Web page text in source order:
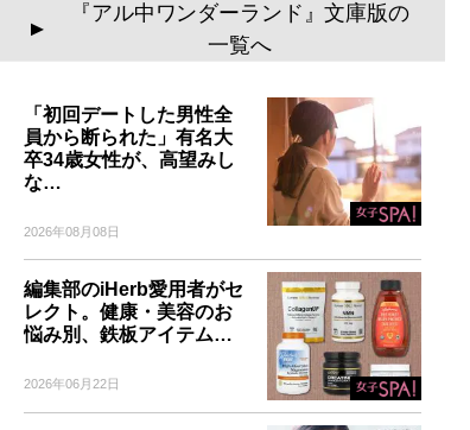
▲
『アル中ワンダーランド』文庫版の
一覧へ
「初回デートした男性全
員から断られた」有名大
卒34歳女性が、高望みし
な…
2026年08月08日
編集部のiHerb愛用者がセ
レクト。健康・美容のお
悩み別、鉄板アイテム…
2026年06月22日